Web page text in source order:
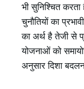
भी सुनिश्चित
चुनौतियों का
का अर्थ है तेजी से
योजनाओं को
अनुसार दिशा